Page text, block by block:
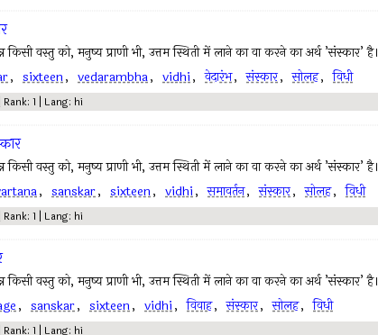
किसी वस्तु को, मनुष्य प्राणी भी, उत्तम स्थिती में लाने का वा करने का अर्थ ’संस्कार’ है।
, sixteen, vedarambha, vidhi, वेदारंभ, संस्कार, सोलह, विधी
Rank: 1 | Lang: hi
किसी वस्तु को, मनुष्य प्राणी भी, उत्तम स्थिती में लाने का वा करने का अर्थ ’संस्कार’ है।
, sanskar, sixteen, vidhi, समावर्तन, संस्कार, सोलह, विधी
Rank: 1 | Lang: hi
किसी वस्तु को, मनुष्य प्राणी भी, उत्तम स्थिती में लाने का वा करने का अर्थ ’संस्कार’ है।
, sanskar, sixteen, vidhi, विवाह, संस्कार, सोलह, विधी
Rank: 1 | Lang: hi